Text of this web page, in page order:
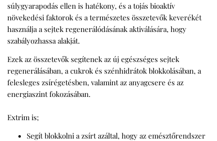
súlygyarapodás ellen is hatékony, és a tojás bioaktív
növekedési faktorok és a természetes összetevők keverékét
használja a sejtek regenerálódásának aktiválására, hogy
szabályozhassa alakját.
Ezek az összetevők segítenek az új egészséges sejtek
regenerálásában, a cukrok és szénhidrátok blokkolásában, a
felesleges zsírégetésben, valamint az anyagcsere és az
energiaszint fokozásában.
Extrim is;
Segít blokkolni a zsírt azáltal, hogy az emésztőrendszer